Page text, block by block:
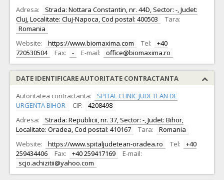
Adresa:
Strada: Nottara Constantin, nr. 44D, Sector: -, Judet:
Cluj, Localitate: Cluj-Napoca, Cod postal: 400503
Tara:
Romania
Website:
https://www.biomaxima.com Tel:
+40
720530504
Fax: - E-mail: office@biomaxima.ro
DATE IDENTIFICARE AUTORITATE CONTRACTANTA
Autoritatea contractanta:
SPITAL CLINIC JUDETEAN DE
URGENTA BIHOR
CIF:
4208498
Adresa:
Strada: Republicii, nr. 37, Sector: -, Judet: Bihor,
Localitate: Oradea, Cod postal: 410167
Tara:
Romania
Website:
https://www.spitaljudetean-oradea.ro Tel:
+40
259434406
Fax: +40 259417169
E-mail:
scjo.achizitii@yahoo.com